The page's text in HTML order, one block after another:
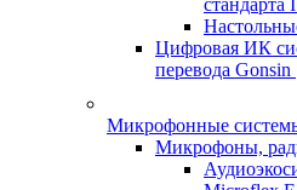
стандарта
Цифровая ИК
перевода Gonsin
Микрофонные
Микрофоны,